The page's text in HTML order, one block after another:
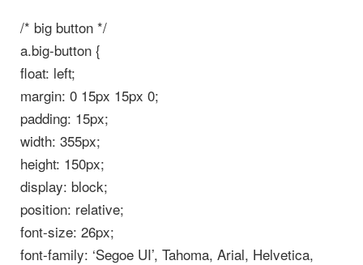
/* big button */
a.big-button {
float: left;
margin: 0 15px 15px 0;
padding: 15px;
width: 355px;
height: 150px;
display: block;
position: relative;
font-size: 26px;
font-family: ‘Segoe UI’, Tahoma, Arial, Helvetica,